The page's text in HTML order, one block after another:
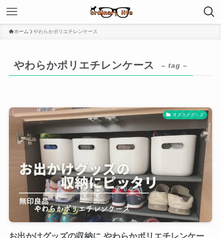
ホーム やわらかポリエチレンケース
やわらかポリエチレンケース – tag –
オススメグッズ